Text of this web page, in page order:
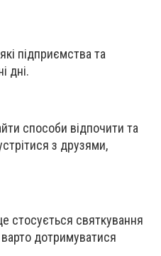
підприємства та
дні.
способи відпочити та
з друзями,
стосується святкування
дотримуватися